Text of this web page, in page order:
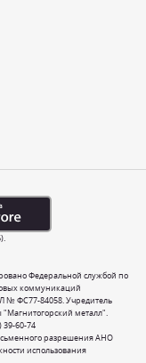
Федеральной службой по
коммуникаций
№ ФС77-84058. Учредитель
"Магнитогорский металл".
39-60-74
разрешения АНО
использования